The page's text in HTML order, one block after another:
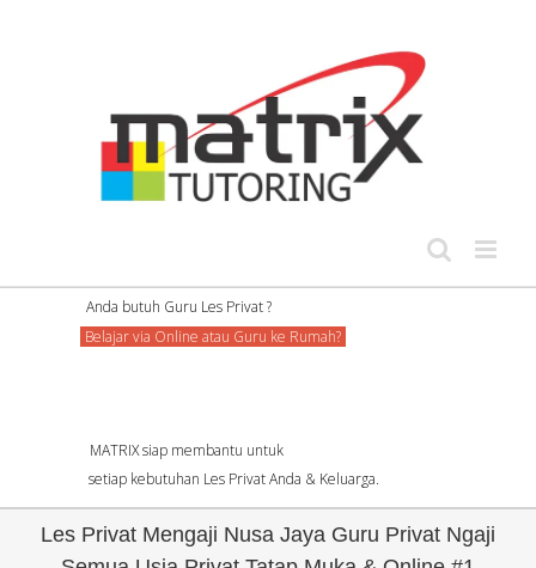
Anda butuh Guru Les Privat ?
Belajar via Online atau Guru ke Rumah?
MATRIX siap membantu untuk
setiap kebutuhan Les Privat Anda & Keluarga.
Les Privat Mengaji Nusa Jaya Guru Privat Ngaji